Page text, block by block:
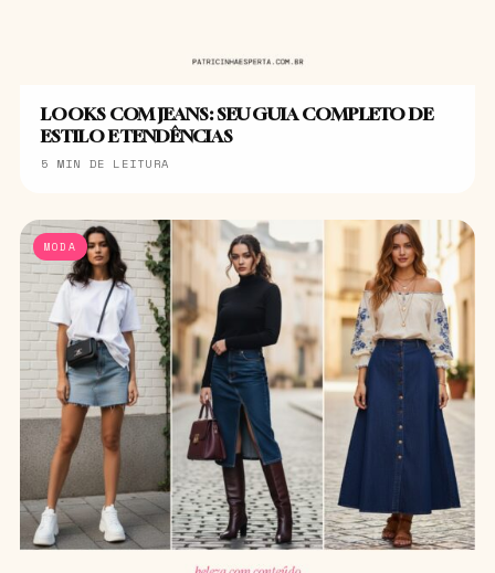
LOOKS COM JEANS: SEU GUIA COMPLETO DE
ESTILO E TENDÊNCIAS
5 MIN DE LEITURA
MODA